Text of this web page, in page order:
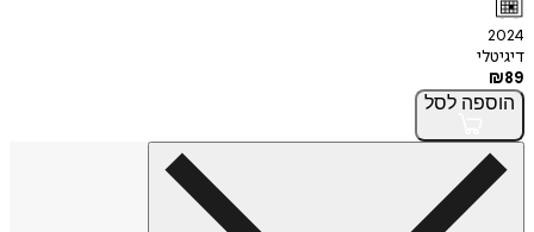
2024
דיגיטלי
₪89
הוספה לסל